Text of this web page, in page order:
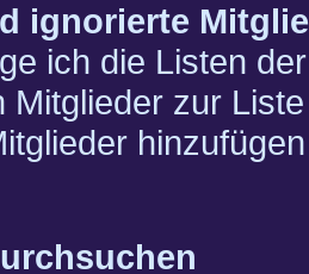
ignorierte
ich die Listen
Mitglieder zur